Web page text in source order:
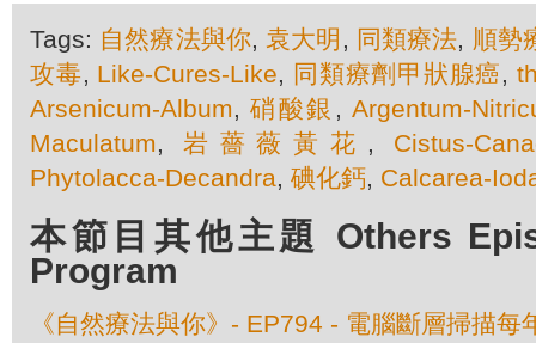
Tags: 自然療法與你,袁大明 , 同類療法, 順勢
攻毒, Like-Cures-Like, 同類療劑甲狀腺癌,
Arsenicum-Album,硝酸銀 ,Argentum-
Maculatum, 岩薔薇黃花 , Cistus-
Phytolacca-Decandra, 碘化鈣, Calcarea-
本節目其他主題 Others
Program
《自然療法與你》- EP794 - 電腦斷層掃描每